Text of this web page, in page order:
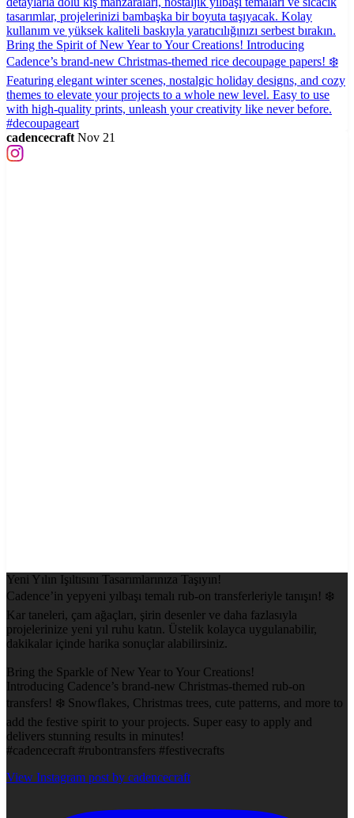
cadencecraft Nov 21
Yeni Yılın Işıltısını Tasarımlarınıza Taşıyın!
Cadence’in yepyeni yılbaşı temalı rub-on transferleriyle tanışın! ❄️
Kar taneleri, çam ağaçları, şirin desenler ve daha fazlasıyla
projelerinize yeni yıl ruhu katın. Üstelik kolayca uygulanabilir,
dakikalar içinde harika sonuçlar alabilirsiniz.
Bring the Sparkle of New Year to Your Creations!
Introducing Cadence’s brand-new Christmas-themed rub-on
transfers! ❄️ Snowflakes, Christmas trees, cute patterns, and more to
add the festive spirit to your projects. Super easy to apply and
delivers stunning results in minutes!
#cadencecraft #rubontransfers #festivecrafts
View Instagram post by cadencecraft